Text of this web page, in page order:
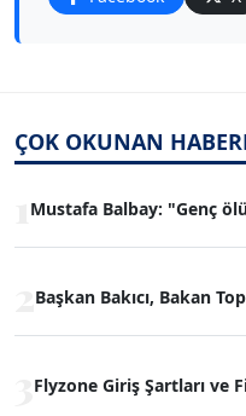
ÇOK OKUNAN
Mustafa Balbay: "Genç
Başkan Bakıcı, Bakan
Flyzone Giriş Şartları ve